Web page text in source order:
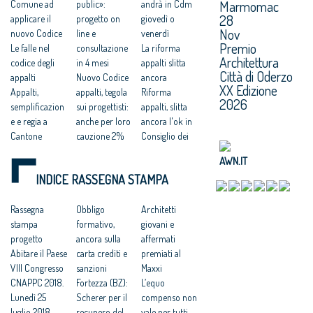
Comune ad
applicare il
nuovo Codice
Le falle nel
codice degli
appalti
Appalti,
semplificazion
e e regia a
Cantone
Codice e
vecchio
potrebbero
coesistere per
due anni
Dalla
qualificazione
al Bim:
l'attuazione del
public»:
progetto on
line e
consultazione
in 4 mesi
Nuovo Codice
appalti, tegola
sui progettisti:
anche per loro
cauzione 2%
per i progettisti
strada (ancora
lunga) verso
un mercato
efficiente e
pulito
Nuovo Codice.
Le reazioni:
andrà in Cdm
giovedì o
venerdì
La riforma
appalti slitta
ancora
Riforma
appalti, slitta
ancora l'ok in
Consiglio dei
Bim
via tra un anno
dopo la fase
transitoria
Appalti: ad
Anac tutti i
poteri
regolatori,
INDICE RASSEGNA STAMPA
Rassegna
stampa
progetto
Abitare il Paese
VIII Congresso
CNAPPC 2018.
Lunedì 25
Obbligo
formativo,
ancora sulla
carta crediti e
sanzioni
Fortezza (BZ):
Scherer per il
Architetti
giovani e
affermati
premiati al
Maxxi
L’equo
compenso non
Marmomac
28
Nov
Premio
Architettura
Città di Oderzo
XX Edizione
2026
AWN.IT